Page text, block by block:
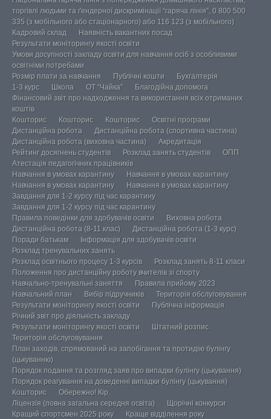
торгівлі людьми та ґендерної дискримінації “гаряча лінія”, 0 800 500
335 (з мобільного або стаціонарного) або 116 123 (з мобільного)
Кадровий склад
Наявність вакантних посад
Результати моніторингу якості освіти
Умови досупності закладу освіти для навчання осіб з особливими
освітніми потребами
Розмір плати за навчання
Публічні кошти
Бухгалтерія
1-3 курс
Школа ОТ “Чайка”
Благодійна допомога
Фінансовий звіт про надходження та використання всіх отриманих
коштів
Кошторис
Кошторис Кошторис
Освітні програми
Дистанційна робота
Дистанційна робота (спортивна частина)
Дистанційна робота (виховна частина)
Акредитація
Рейтинг досягнень студентів
Розклад занять студентів
ОПП
Атестація педагогічних працівників
Навчання в умовах карантину
Навчання в умовах карантину
Навчання в умовах карантину
Навчання в умовах карантину
Завдання для 1-2 курсу під час карантину
Завдання для 1-2 курсу під час карантину
Правила поведінки для здобувачів освіти
Виховна робота
Дистанційна робота (8-11 клас)
Дистанційна робота (1-3 курс)
Поради батькам
Інформація для здобувачів освіти
Розклад тренувальних занять
Розклад освітнього процесу 1-3 курсів
Розклад занять 8-11 класи
Положення про дистанційну роботу вчителів зі спорту
Навчально-тренувальні заняття
Правила прийому 2023
Навчальний план
Вибір підручників
Територія обслуговування
Результати моніторингу якості освіти
Публічна інформація
Річний звіт про діяльність закладу
Результати моніторингу якості освіти
Штатний розпис
Територія обслуговування
План заходів, спрямований на запобігання та протидію булінгу
(цькуванню)
Порядок подання та розгляд заяв про випадки булінгу (цькування)
Порядок реагування на доведенні випадки булінгу (цькування)
Кошторис
Обережно! Кір.
Ліцензія (повна загальна середня освіта)
Щорічні конкурси
Кращий спортсмен 2025 року
Краще відділення року